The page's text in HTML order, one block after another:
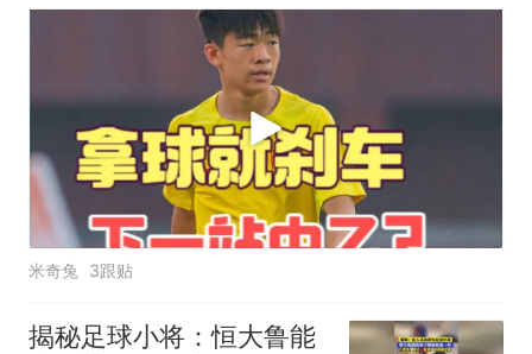
米奇兔 3跟贴
揭秘足球小将：恒大鲁能